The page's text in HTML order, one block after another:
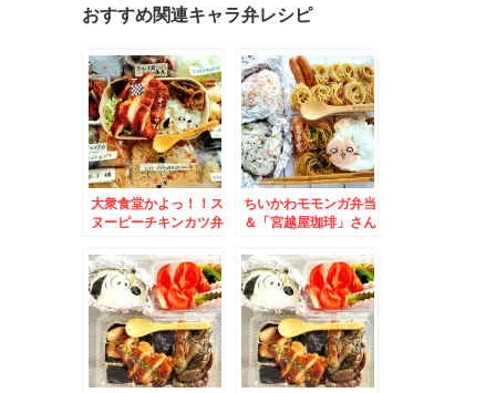
おすすめ関連キャラ弁レシピ
大衆食堂かよっ！！ス
ヌーピーチキンカツ弁
ス「パーラーフタバ
ヤ」さんで打ち合わせ
(*´艸`*)
ちいかわモモンガ弁当
＆「宮越屋珈琲」さん
く石造り倉庫でいただ
くcoffeeは最高(*´艸
`*)